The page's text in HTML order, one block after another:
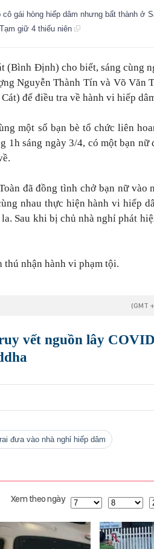
gái hòng hiếp dâm nhưng bất thành ở
giữ 4 thiếu niên
(Bình Định) cho biết, sáng cùng
Nguyễn Thành Tín và Võ Văn
để điều tra về hành vi hiếp
một số bạn bè tổ chức liên
1h sáng ngày 3/4, có một bạn nữ
đã đồng tình chở bạn nữ vào
nhau thực hiện hành vi hiếp
Sau khi bị chủ nhà nghỉ phát
thú nhận hành vi phạm tội.
(GMT
vết nguồn lây
đưa vào nhà nghỉ hiếp dâm
Xem theo ngày